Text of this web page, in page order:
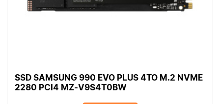
SSD SAMSUNG 990 EVO PLUS 4TO M.2 NVME
2280 PCI4 MZ-V9S4T0BW